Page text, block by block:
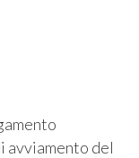
avviamento del